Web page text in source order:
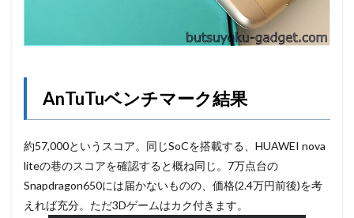
AnTuTuベンチマーク結果
約57,000というスコア。同じSoCを搭載する、HUAWEI nova
liteの巷のスコアを確認すると概ね同じ。7万点台の
Snapdragon650には届かないものの、価格(2.4万円前後)を考
えれば充分。ただ3Dゲームはカク付きます。